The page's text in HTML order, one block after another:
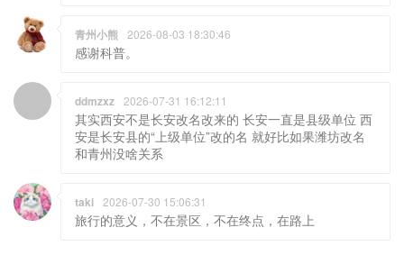
青州小熊 2026-08-03 18:30:46
感谢科普。
ddmzxz 2026-07-31 16:12:11
其实西安不是长安改名改来的 长安一直是县级单位 西
安是长安县的“上级单位”改的名 就好比如果潍坊改名
和青州没啥关系
taki 2026-07-30 15:06:31
旅行的意义，不在景区，不在终点，在路上